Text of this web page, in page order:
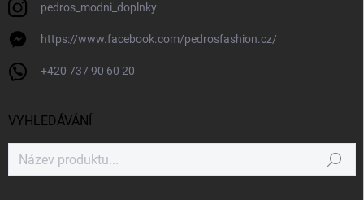
pedros_modni_doplnky
https://www.facebook.com/pedrosfashion.cz/
+420 737 90 60 20
VYHLEDÁVÁNÍ
Hledat